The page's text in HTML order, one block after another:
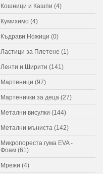
Кошници и Кашпи (4)
Кумихимо (4)
Къдрави Ножици (0)
Ластици за Плетене (1)
Ленти и Ширити (141)
Мартеници (97)
Мартенички за деца (27)
Метални висулки (144)
Метални мъниста (142)
Микропореста гума EVA -
Фоам (61)
Мрежи (4)